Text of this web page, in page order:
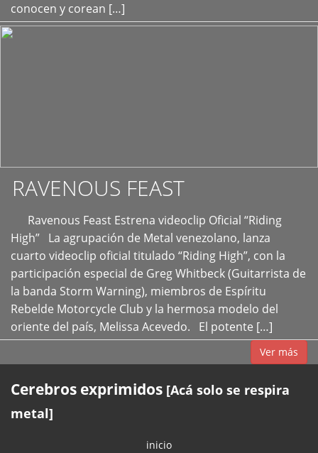
conocen y corean […]
RAVENOUS FEAST
Ravenous Feast Estrena videoclip Oficial “Riding
High” La agrupación de Metal venezolano, lanza
cuarto videoclip oficial titulado “Riding High”, con la
participación especial de Greg Whitbeck (Guitarrista de
la banda Storm Warning), miembros de Espíritu
Rebelde Motorcycle Club y la hermosa modelo del
oriente del país, Melissa Acevedo. El potente […]
Ver más
Cerebros exprimidos [Acá solo se respira
metal]
inicio